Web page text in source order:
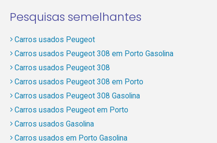
Pesquisas semelhantes
Carros usados Peugeot
Carros usados Peugeot 308 em Porto Gasolina
Carros usados Peugeot 308
Carros usados Peugeot 308 em Porto
Carros usados Peugeot 308 Gasolina
Carros usados Peugeot em Porto
Carros usados Gasolina
Carros usados em Porto Gasolina